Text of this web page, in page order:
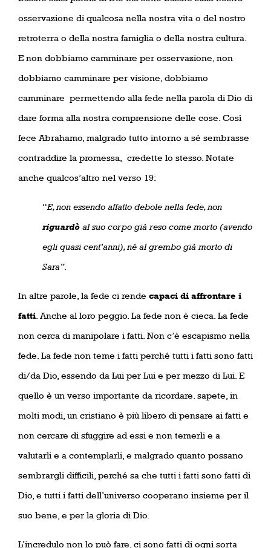
osservazione di qualcosa nella nostra vita o del nostro
retroterra o della nostra famiglia o della nostra cultura.
E non dobbiamo camminare per osservazione, non
dobbiamo camminare per visione, dobbiamo
camminare permettendo alla fede nella parola di Dio di
dare forma alla nostra comprensione delle cose. Così
fece Abrahamo, malgrado tutto intorno a sé sembrasse
contraddire la promessa, credette lo stesso. Notate
anche qualcos’altro nel verso 19:
“E, non essendo affatto debole nella fede, non
riguardò al suo corpo già reso come morto (avendo
egli quasi cent’anni), né al grembo già morto di
Sara”.
In altre parole, la fede ci rende capaci di affrontare i
fatti . Anche al loro peggio. La fede non è cieca. La fede
non cerca di manipolare i fatti. Non c’è escapismo nella
fede. La fede non teme i fatti perché tutti i fatti sono fatti
di/da Dio, essendo da Lui per Lui e per mezzo di Lui. E
quello è un verso importante da ricordare. sapete, in
molti modi, un cristiano è più libero di pensare ai fatti e
non cercare di sfuggire ad essi e non temerli e a
valutarli e a contemplarli, e malgrado quanto possano
sembrargli difficili, perché sa che tutti i fatti sono fatti di
Dio, e tutti i fatti dell’universo cooperano insieme per il
suo bene, e per la gloria di Dio.
L’incredulo non lo può fare, ci sono fatti di ogni sorta